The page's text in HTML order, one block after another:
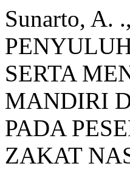
Sunarto, A.
SERTA
MANDIRI
PADA
ZAKAT